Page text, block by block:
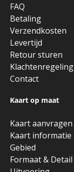
FAQ
Betaling
Verzendkosten
Levertijd
Retour sturen
Klachtenregeling
Contact
Kaart op maat
Kaart aanvragen
Kaart informatie
Gebied
Formaat & Detail